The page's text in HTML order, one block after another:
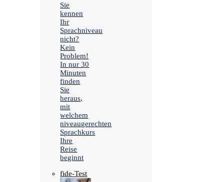
Sie
kennen
Ihr
Sprachniveau
nicht?
Kein
Problem!
In nur 30
Minuten
finden
Sie
heraus,
mit
welchem
niveaugerechten
Sprachkurs
Ihre
Reise
beginnt
fide-Test